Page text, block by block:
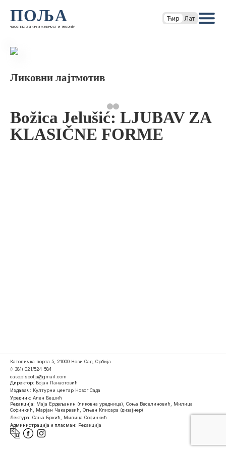
ПОЉА
часопис за књижевност и теорију
Ћир Лат
Ликовни лајтмотив
Božica Jelušić: LJUBAV ZA
KLASIČNE FORME
Католичка порта 5, 21000 Нови Сад, Србија
(+381) 021/524-584
casopispolja@gmail.com
Директор: Бојан Панаотовић
Издавач: Културни центар Новог Сада
Уредник: Ален Бешић
Редакција: Маја Ердељанин (ликовна уредница), Соња Веселиновић, Милица
Софинкић, Марјан Чакаревић, Огњен Клисара (дизајнер)
Лектура: Сања Бркић, Милица Софинкић
Администрација и пласман: Редакција